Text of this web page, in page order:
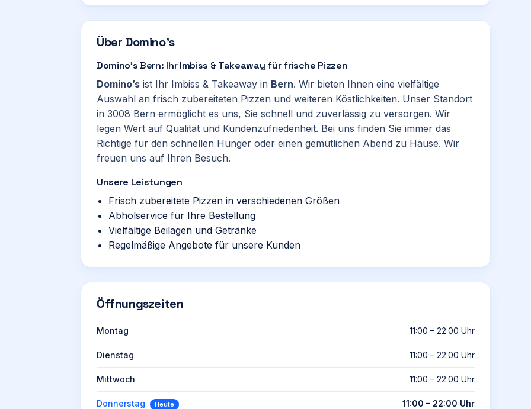
Über Domino’s
Domino’s Bern: Ihr Imbiss & Takeaway für frische Pizzen
Domino’s ist Ihr Imbiss & Takeaway in Bern. Wir bieten Ihnen eine vielfältige
Auswahl an frisch zubereiteten Pizzen und weiteren Köstlichkeiten. Unser Standort
in 3008 Bern ermöglicht es uns, Sie schnell und zuverlässig zu versorgen. Wir
legen Wert auf Qualität und Kundenzufriedenheit. Bei uns finden Sie immer das
Richtige für den schnellen Hunger oder einen gemütlichen Abend zu Hause. Wir
freuen uns auf Ihren Besuch.
Unsere Leistungen
Frisch zubereitete Pizzen in verschiedenen Größen
Abholservice für Ihre Bestellung
Vielfältige Beilagen und Getränke
Regelmäßige Angebote für unsere Kunden
Öffnungszeiten
Montag 11:00 – 22:00 Uhr
Dienstag 11:00 – 22:00 Uhr
Mittwoch 11:00 – 22:00 Uhr
Donnerstag Heute 11:00 – 22:00 Uhr